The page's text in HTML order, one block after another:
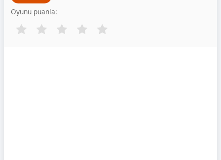
Oyunu puanla: